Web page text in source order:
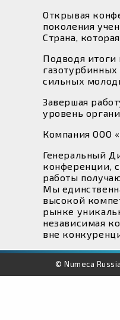
Открывая
поколения
Страна,
Подводя
сильных
Завершая
уровень
Компания ООО
Генеральный
конференции,
работы
Мы
высокой
рынке
независимая
вне
© Numeca